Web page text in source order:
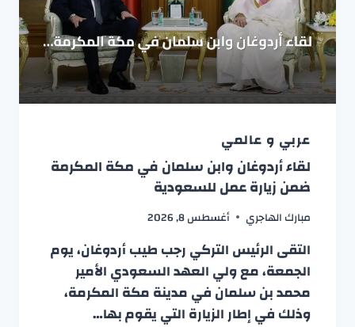
عربي و عالمي
لقاء أردوغان وابن سلمان في مكة المكرمة
ضمن زيارة عمل للسعودية
مبارك الهاجري أغسطس 8, 2026
التقى الرئيس التركي رجب طيب أردوغان، يوم
الجمعة، مع ولي العهد السعودي الأمير
محمد بن سلمان في مدينة مكة المكرمة،
وذلك في إطار الزيارة التي يقوم بها…